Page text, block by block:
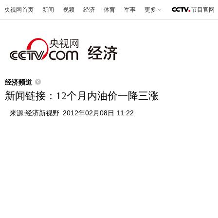
央视网首页 新闻 视频 经济 体育 军事 更多 节目官网
经济频道
新闻链接：12个月内油价一降三涨
来源:经济新视野 2012年02月08日 11:22